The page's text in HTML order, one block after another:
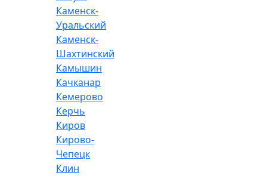
Каменск-
Уральский
Каменск-
Шахтинский
Камышин
Качканар
Кемерово
Керчь
Киров
Кирово-
Чепецк
Клин